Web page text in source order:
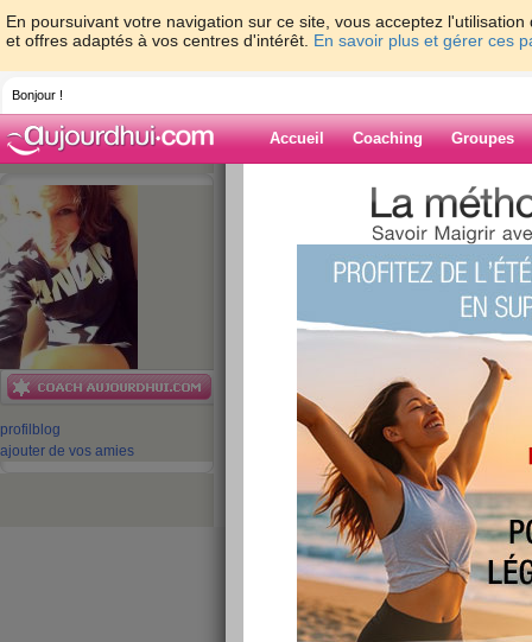
En poursuivant votre navigation sur ce site, vous acceptez
et offres adaptés à vos centres d'intérêt. En savoir plus et gérer ces
Bonjour !
Accueil Coaching Groupes
profil blog
ajouter de vos amies
> ValerieLeSport
Blog de
21 - 30 31 - 40 41 - 50
51 -
111 - 120 121 - 130 131 - 140141 - 150 151 - 160
221 - 230231 - 240 241 - 250 251 - 260 261 - 268
121 122 123 124 125
PASSEZ EN MODE
publié le 12/11/2009 à 09:11